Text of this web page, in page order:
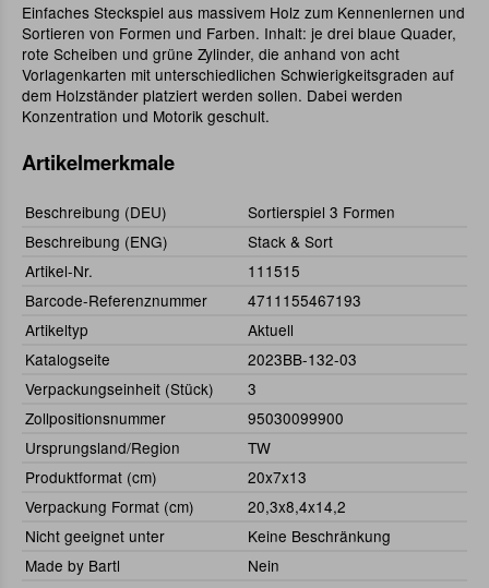
Einfaches Steckspiel aus massivem Holz zum Kennenlernen und
Sortieren von Formen und Farben. Inhalt: je drei blaue Quader,
rote Scheiben und grüne Zylinder, die anhand von acht
Vorlagenkarten mit unterschiedlichen Schwierigkeitsgraden auf
dem Holzständer platziert werden sollen. Dabei werden
Konzentration und Motorik geschult.
Artikelmerkmale
Beschreibung (DEU)
Sortierspiel 3 Formen
Beschreibung (ENG)
Stack & Sort
Artikel-Nr.
111515
Barcode-Referenznummer
4711155467193
Artikeltyp
Aktuell
Katalogseite
2023BB-132-03
Verpackungseinheit (Stück)
3
Zollpositionsnummer
95030099900
Ursprungsland/Region
TW
Produktformat (cm)
20x7x13
Verpackung Format (cm)
20,3x8,4x14,2
Nicht geeignet unter
Keine Beschränkung
Made by Bartl
Nein